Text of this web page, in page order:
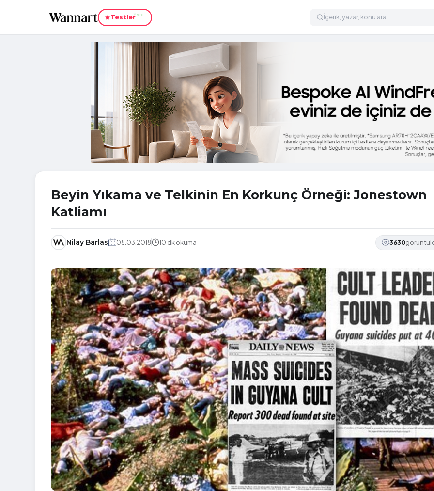
TestlerYeni
Beyin Yıkama ve Telkinin En Korkunç Örneği: Jonestown
Katliamı
Nilay Barlas 08.03.2018 10 dk okuma 3630